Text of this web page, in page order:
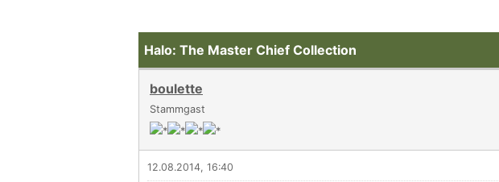
Halo: The Master Chief Collection
boulette
Stammgast
12.08.2014, 16:40